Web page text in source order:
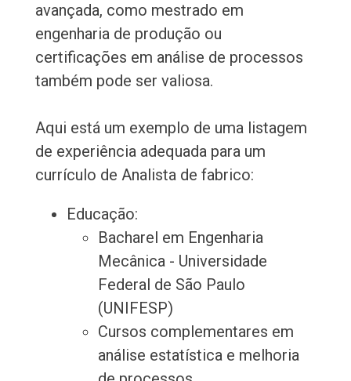
avançada, como mestrado em
engenharia de produção ou
certificações em análise de processos
também pode ser valiosa.
Aqui está um exemplo de uma listagem
de experiência adequada para um
currículo de Analista de fabrico:
Educação:
Bacharel em Engenharia
Mecânica - Universidade
Federal de São Paulo
(UNIFESP)
Cursos complementares em
análise estatística e melhoria